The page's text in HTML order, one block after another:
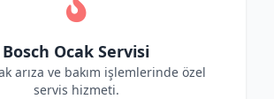
Bosch Ocak Servisi
arıza ve bakım işlemlerinde özel
servis hizmeti.